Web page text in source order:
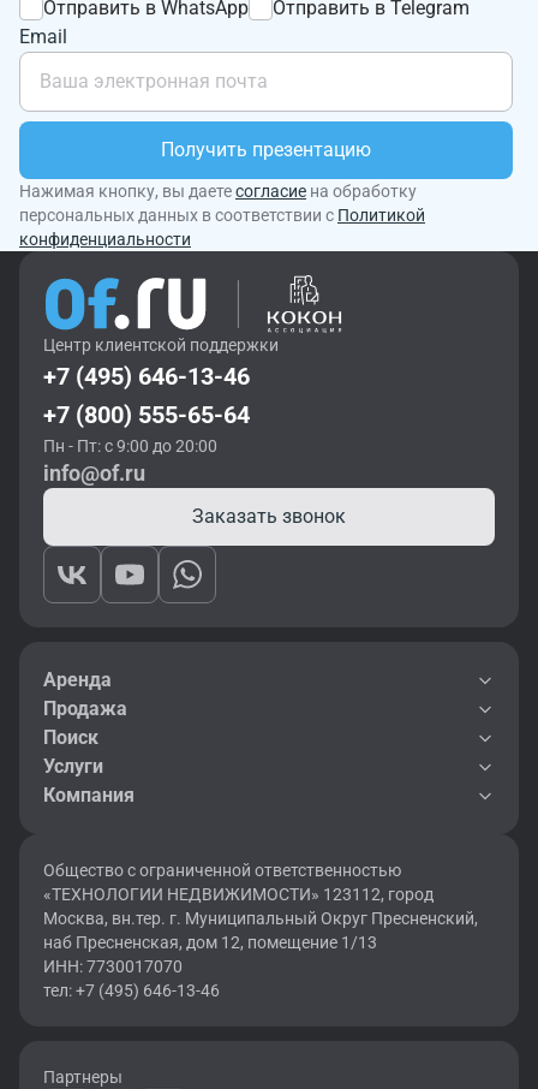
Отправить в WhatsApp
Отправить в Telegram
Email
Получить презентацию
Нажимая кнопку, вы даетесогласие на обработку
персональных данных в соответствии с Политикой
конфиденциальности
Центр клиентской поддержки
+7 (495) 646-13-46
+7 (800) 555-65-64
Пн - Пт: с 9:00 до 20:00
info@of.ru
Заказать звонок
Аренда
Продажа
Поиск
Услуги
Компания
Общество с ограниченной ответственностью
«ТЕХНОЛОГИИ НЕДВИЖИМОСТИ» 123112, город
Москва, вн.тер. г. Муниципальный Округ Пресненский,
наб Пресненская, дом 12, помещение 1/13
ИНН: 7730017070
тел: +7 (495) 646-13-46
Партнеры